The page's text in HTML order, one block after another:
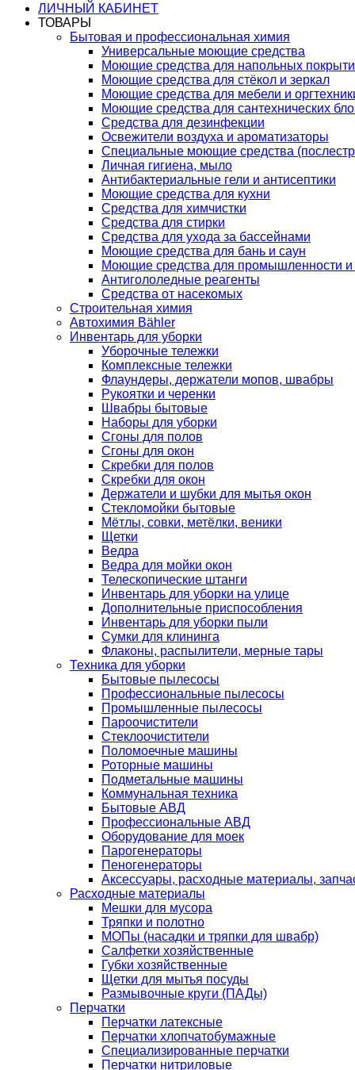
ЛИЧНЫЙ КАБИНЕТ
ТОВАРЫ
Бытовая и профессиональная химия
Универсальные моющие средства
Моющие средства для напольных
Моющие средства для стёкол и зеркал
Моющие средства для мебели и
Моющие средства для сантехнических
Средства для дезинфекции
Освежители воздуха и ароматизаторы
Специальные моющие средства
Личная гигиена, мыло
Антибактериальные гели и антисептики
Моющие средства для кухни
Средства для химчистки
Средства для стирки
Средства для ухода за бассейнами
Моющие средства для бань и саун
Моющие средства для промышленности и
Антигололедные реагенты
Средства от насекомых
Строительная химия
Автохимия Bähler
Инвентарь для уборки
Уборочные тележки
Комплексные тележки
Флаундеры, держатели мопов, швабры
Рукоятки и черенки
Швабры бытовые
Наборы для уборки
Сгоны для полов
Сгоны для окон
Скребки для полов
Скребки для окон
Держатели и шубки для мытья окон
Стекломойки бытовые
Мётлы, совки, метёлки, веники
Щетки
Ведра
Ведра для мойки окон
Телескопические штанги
Инвентарь для уборки на улице
Дополнительные приспособления
Инвентарь для уборки пыли
Сумки для клининга
Флаконы, распылители, мерные тары
Техника для уборки
Бытовые пылесосы
Профессиональные пылесосы
Промышленные пылесосы
Пароочистители
Стеклоочистители
Поломоечные машины
Роторные машины
Подметальные машины
Коммунальная техника
Бытовые АВД
Профессиональные АВД
Оборудование для моек
Парогенераторы
Пеногенераторы
Аксессуары, расходные материалы,
Расходные материалы
Мешки для мусора
Тряпки и полотно
МОПы (насадки и тряпки для швабр)
Салфетки хозяйственные
Губки хозяйственные
Щетки для мытья посуды
Размывочные круги (ПАДы)
Перчатки
Перчатки латексные
Перчатки хлопчатобумажные
Специализированные перчатки
Перчатки нитриловые